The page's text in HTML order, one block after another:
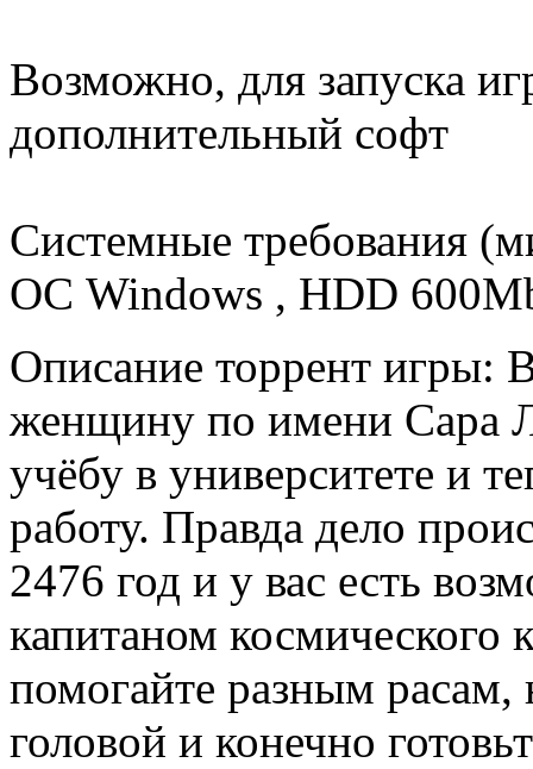
Возможно, для запуска
дополнительный софт
Системные требования
ОС Windows , HDD
Описание торрент игры:
женщину по имени Сара
учёбу в университете и
работу. Правда дело
2476 год и у вас есть
капитаном космического
помогайте разным
головой и конечно